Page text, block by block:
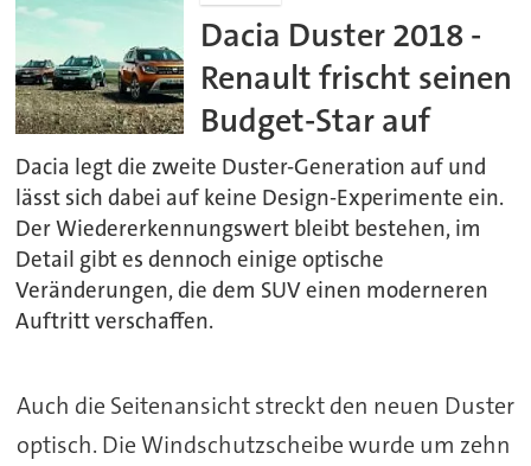
Dacia Duster 2018 -
Renault frischt seinen
Budget-Star auf
Dacia legt die zweite Duster-Generation auf und
lässt sich dabei auf keine Design-Experimente ein.
Der Wiedererkennungswert bleibt bestehen, im
Detail gibt es dennoch einige optische
Veränderungen, die dem SUV einen moderneren
Auftritt verschaffen.
Auch die Seitenansicht streckt den neuen Duster
optisch. Die Windschutzscheibe wurde um zehn